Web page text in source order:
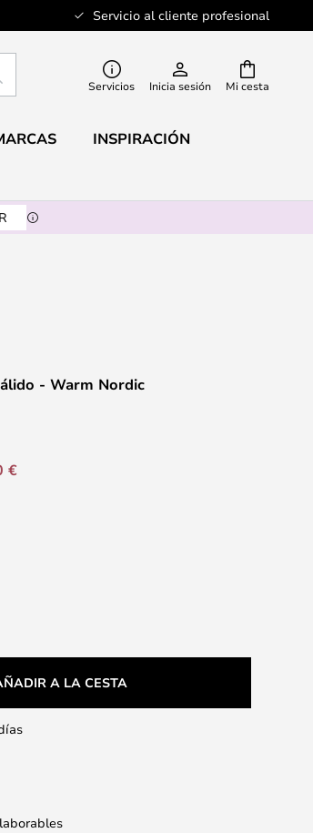
Servicio al cliente profesional
Mi cesta
Servicios Inicia sesión
INSPIRACIÓN
- Warm Nordic
€
A LA CESTA